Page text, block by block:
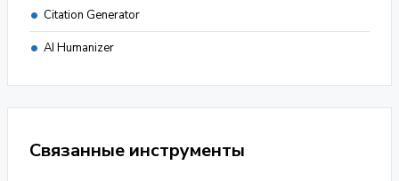
Citation Generator
AI Humanizer
Связанные инструменты